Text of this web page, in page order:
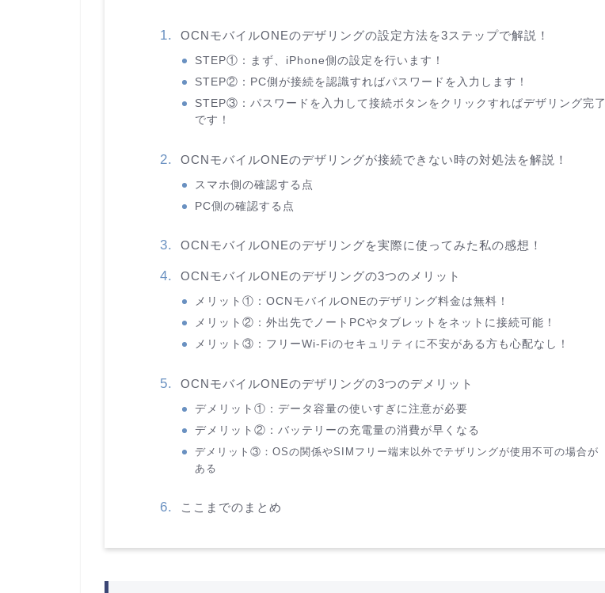
OCNモバイルONEのデザリングの設定方法を3ステップで解説！
STEP①：まず、iPhone側の設定を行います！
STEP②：PC側が接続を認識すればパスワードを入力します！
STEP③：パスワードを入力して接続ボタンをクリックすればデザリング完了
です！
OCNモバイルONEのデザリングが接続できない時の対処法を解説！
スマホ側の確認する点
PC側の確認する点
OCNモバイルONEのデザリングを実際に使ってみた私の感想！
OCNモバイルONEのデザリングの3つのメリット
メリット①：OCNモバイルONEのデザリング料金は無料！
メリット②：外出先でノートPCやタブレットをネットに接続可能！
メリット③：フリーWi-Fiのセキュリティに不安がある方も心配なし！
OCNモバイルONEのデザリングの3つのデメリット
デメリット①：データ容量の使いすぎに注意が必要
デメリット②：バッテリーの充電量の消費が早くなる
デメリット③：OSの関係やSIMフリー端末以外でテザリングが使用不可の場合が
ある
ここまでのまとめ